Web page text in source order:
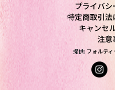
プライバシ
特定商取引
キャンセ
注意
提供: フォルテ